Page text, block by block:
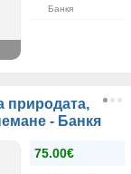
Банкя
природата,
- Банкя
75.00€